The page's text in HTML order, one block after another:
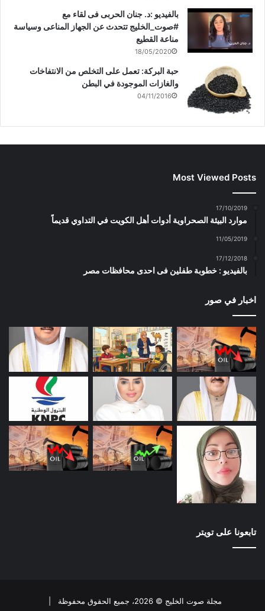
بالفيديو :د. جنان الحربى فى لقاء مع
#صوت_الخليج تتحدث عن الجهاز المناعى وسياسة
مناعة القطيع
18/05/2020
حبة البركة: تعمل على التخلص من الانتفاخات
والغازات الموجودة في البطن
04/11/2016
Most Viewed Posts
17/10/2019
موارد البيئة الصحراوية أدوات أهل الكويت في التداوي قديماً
11/05/2019
17/12/2018
بالفيديو : خطوبة طفلين فى احدى محافظات مصر
اخبار في صور
تابعونا على تويتر
مجلة صوت الخليج © 2026، جميع الحقوق محفوظة |